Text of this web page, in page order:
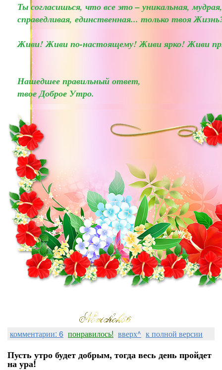
Ты согласишься, что все это – уникальная,
справедливая, единственная... только твоя
Живи! Живи по-настоящему! Живи ярко! Живи
Нашедшее правильный ответ,
твое Доброе Утро.
комментарии: 6 понравилось! вверх^ к полной версии
Пусть утро будет добрым, тогда весь день пройдет
на ура!